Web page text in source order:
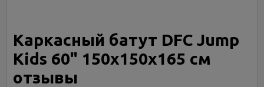
Каркасный батут DFC Jump
Kids 60" 150х150х165 см
отзывы